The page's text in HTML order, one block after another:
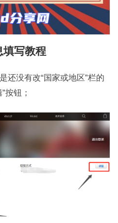
填写教程
还没有改“国家或地区”栏的
按钮；